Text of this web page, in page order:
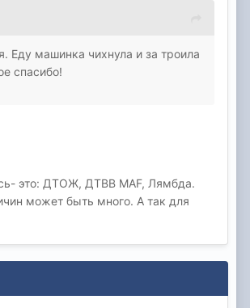
Еду машинка чихнула и за троила
спасибо!
это: ДТОЖ, ДТВВ MAF, Лямбда.
может быть много. А так для